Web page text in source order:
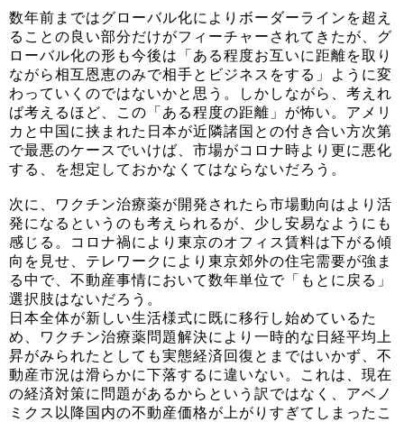
数年前まではグローバル化によりボーダーラインを超え
ることの良い部分だけがフィーチャーされてきたが、グ
ローバル化の形も今後は「ある程度お互いに距離を取り
ながら相互恩恵のみで相手とビジネスをする」ように変
わっていくのではないかと思う。しかしながら、考えれ
ば考えるほど、この「ある程度の距離」が怖い。アメリ
カと中国に挟まれた日本が近隣諸国との付き合い方次第
で最悪のケースでいけば、市場がコロナ時より更に悪化
する、を想定しておかなくてはならないだろう。
次に、ワクチン治療薬が開発されたら市場動向はより活
発になるというのも考えられるが、少し安易なようにも
感じる。コロナ禍により東京のオフィス賃料は下がる傾
向を見せ、テレワークにより東京郊外の住宅需要が強ま
る中で、不動産事情において数年単位で「もとに戻る」
選択肢はないだろう。
日本全体が新しい生活様式に既に移行し始めているた
め、ワクチン治療薬問題解決により一時的な日経平均上
昇がみられたとしても実態経済回復とまではいかず、不
動産市況は滑らかに下落するに違いない。これは、現在
の経済対策に問題があるからという訳ではなく、アベノ
ミクス以降国内の不動産価格が上がりすぎてしまったこ